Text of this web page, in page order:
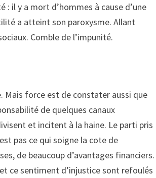
il y a mort d’hommes à cause d’une
a atteint son paroxysme. Allant
Comble de l’impunité.
Mais force est de constater aussi que
de quelques canaux
et incitent à la haine. Le parti pris
pas ce qui soigne la cote de
de beaucoup d’avantages financiers.
ce sentiment d’injustice sont refoulés